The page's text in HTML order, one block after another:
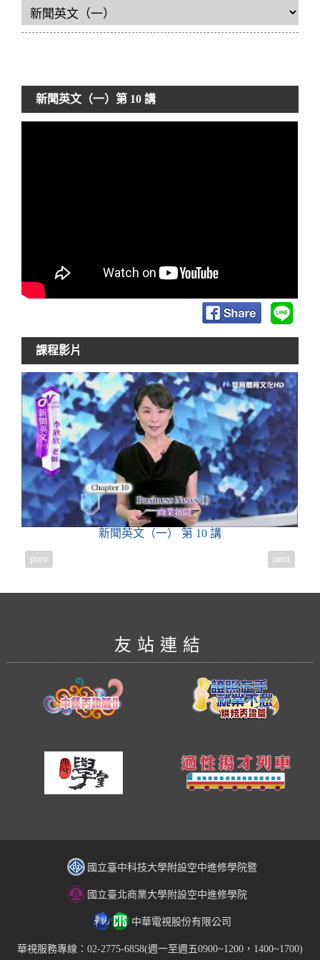
新聞英文（一）第 10 講
課程影片
新聞英文（一） 第 10 講
prev next
友站連結
國立臺中科技大學附設空中進修學院暨
國立臺北商業大學附設空中進修學院
中華電視股份有限公司
華視服務專線：02-2775-6858(週一至週五0900~1200，1400~1700)